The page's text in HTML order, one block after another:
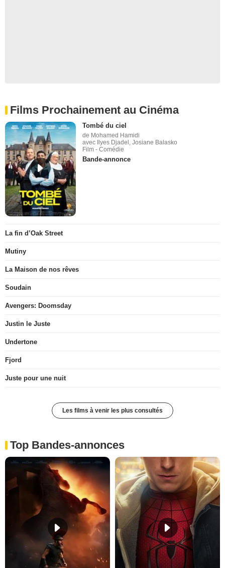
Films Prochainement au Cinéma
Tombé du ciel
de Mohamed Hamidi
avec Ilyes Djadel, Josiane Balasko
Film - Comédie
Bande-annonce
La fin d’Oak Street
Mutiny
La Maison de nos rêves
Soudain
Avengers: Doomsday
Justin le Juste
Undertone
Fjord
Juste pour une nuit
Les films à venir les plus consultés
Top Bandes-annonces